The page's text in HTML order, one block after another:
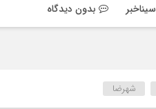
سیناخبر بدون دیدگاه
شهرضا